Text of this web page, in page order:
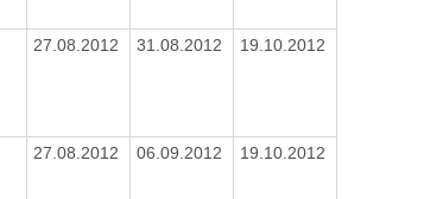
27.08.2012 31.08.2012 19.10.2012
27.08.2012 06.09.2012 19.10.2012